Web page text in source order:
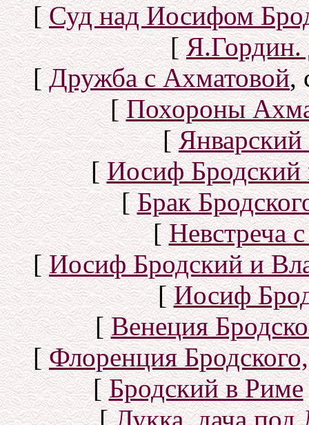
[Суд над Иосифом
[Я.Гордин.
[Дружба с Ахматовой,
[Похороны
[Январский
[Иосиф Бродский
[Брак
[Невстреча
[Иосиф Бродский и
[Иосиф
[Венеция
[Флоренция
[Бродский в Риме